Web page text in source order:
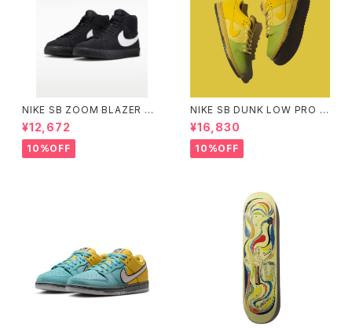
NIKE SB ZOOM BLAZER MI
D ブラック/ブラック/ブラック/ホ
ワイト ナイキエスビー ズーム ブ
レーザー ミッド
¥12,672
10%OFF
NIKE SB DUNK LOW PRO W
C SAFFRON QUARTZ ナイキ
エスビー ダンク ロー プロ サフ
ラン クォーツ
¥16,830
10%OFF